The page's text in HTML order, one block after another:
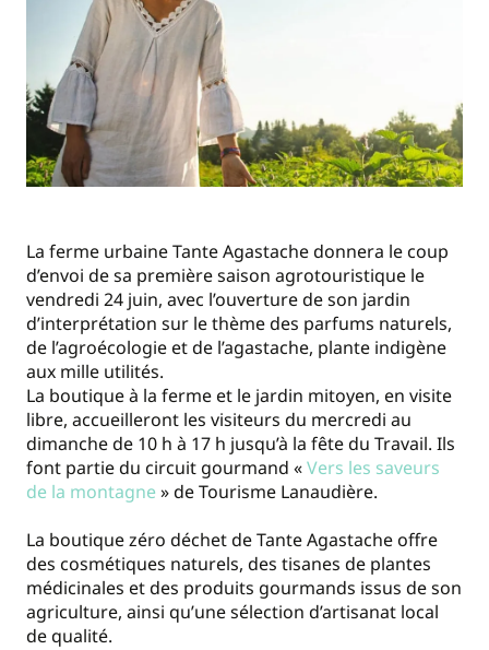
La ferme urbaine Tante Agastache donnera le coup
d’envoi de sa première saison agrotouristique le
vendredi 24 juin, avec l’ouverture de son jardin
d’interprétation sur le thème des parfums naturels,
de l’agroécologie et de l’agastache, plante indigène
aux mille utilités.
La boutique à la ferme et le jardin mitoyen, en visite
libre, accueilleront les visiteurs du mercredi au
dimanche de 10 h à 17 h jusqu’à la fête du Travail. Ils
font partie du circuit gourmand «Vers les saveurs
de la montagne» de Tourisme Lanaudière.
La boutique zéro déchet de Tante Agastache offre
des cosmétiques naturels, des tisanes de plantes
médicinales et des produits gourmands issus de son
agriculture, ainsi qu’une sélection d’artisanat local
de qualité.